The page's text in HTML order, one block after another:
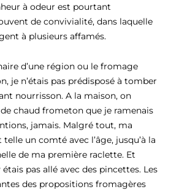
à odeur est pourtant
de convivialité, dans laquelle
à plusieurs affamés.
d’une région ou le fromage
je n’étais pas prédisposé à tomber
nourrisson. A la maison, on
chaud frometon que je ramenais
jamais. Malgré tout, ma
un comté avec l’âge, jusqu’à la
de ma première raclette. Et
étais pas allé avec des pincettes. Les
des propositions fromagères